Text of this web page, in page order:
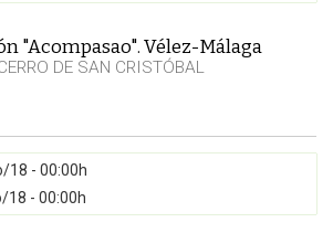
"Acompasao". Vélez-Málaga
DE SAN CRISTÓBAL
18 - 00:00h
18 - 00:00h